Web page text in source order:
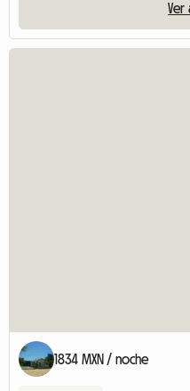
Ver
1834 MXN / noche